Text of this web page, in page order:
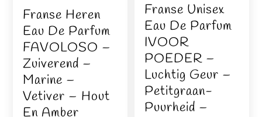
Franse Heren
Eau De Parfum
FAVOLOSO –
Zuiverend –
Marine –
Vetiver – Hout
En Amber
Franse Unisex
Eau De Parfum
IVOOR
POEDER –
Luchtig Geur –
Petitgraan-
Puurheid –